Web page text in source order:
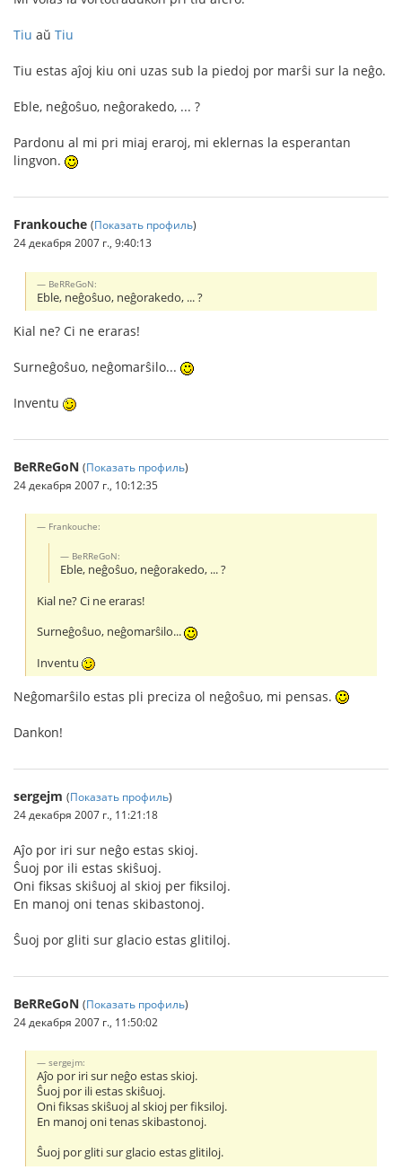
Tiu aŭ Tiu
Tiu estas aĵoj kiu oni uzas sub la piedoj por marŝi sur la neĝo.
Eble, neĝoŝuo, neĝorakedo, ... ?
Pardonu al mi pri miaj eraroj, mi eklernas la esperantan
lingvon.
Frankouche (Показать профиль)
24 декабря 2007 г., 9:40:13
BeRReGoN:
Eble, neĝoŝuo, neĝorakedo, ... ?
Kial ne? Ci ne eraras!
Surneĝoŝuo, neĝomarŝilo...
Inventu
BeRReGoN (Показать профиль)
24 декабря 2007 г., 10:12:35
Frankouche:
BeRReGoN:
Eble, neĝoŝuo, neĝorakedo, ... ?
Kial ne? Ci ne eraras!
Surneĝoŝuo, neĝomarŝilo...
Inventu
Neĝomarŝilo estas pli preciza ol neĝoŝuo, mi pensas.
Dankon!
sergejm (Показать профиль)
24 декабря 2007 г., 11:21:18
Aĵo por iri sur neĝo estas skioj.
Ŝuoj por ili estas skiŝuoj.
Oni fiksas skiŝuoj al skioj per fiksiloj.
En manoj oni tenas skibastonoj.
Ŝuoj por gliti sur glacio estas glitiloj.
BeRReGoN (Показать профиль)
24 декабря 2007 г., 11:50:02
sergejm:
Aĵo por iri sur neĝo estas skioj.
Ŝuoj por ili estas skiŝuoj.
Oni fiksas skiŝuoj al skioj per fiksiloj.
En manoj oni tenas skibastonoj.
Ŝuoj por gliti sur glacio estas glitiloj.